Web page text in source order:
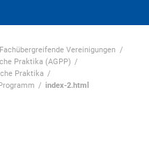
Fachübergreifende Vereinigungen
Praktika (AGPP)
Praktika
Programm index-2.html